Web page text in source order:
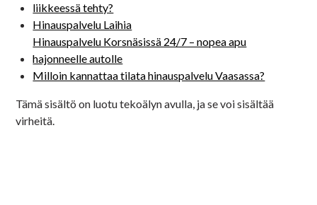
liikkeessä tehty?
Hinauspalvelu Laihia
Hinauspalvelu Korsnäsissä 24/7 – nopea apu
hajonneelle autolle
Milloin kannattaa tilata hinauspalvelu Vaasassa?
Tämä sisältö on luotu tekoälyn avulla, ja se voi sisältää
virheitä.